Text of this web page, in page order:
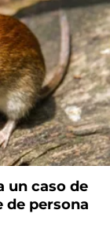
un caso de
de persona